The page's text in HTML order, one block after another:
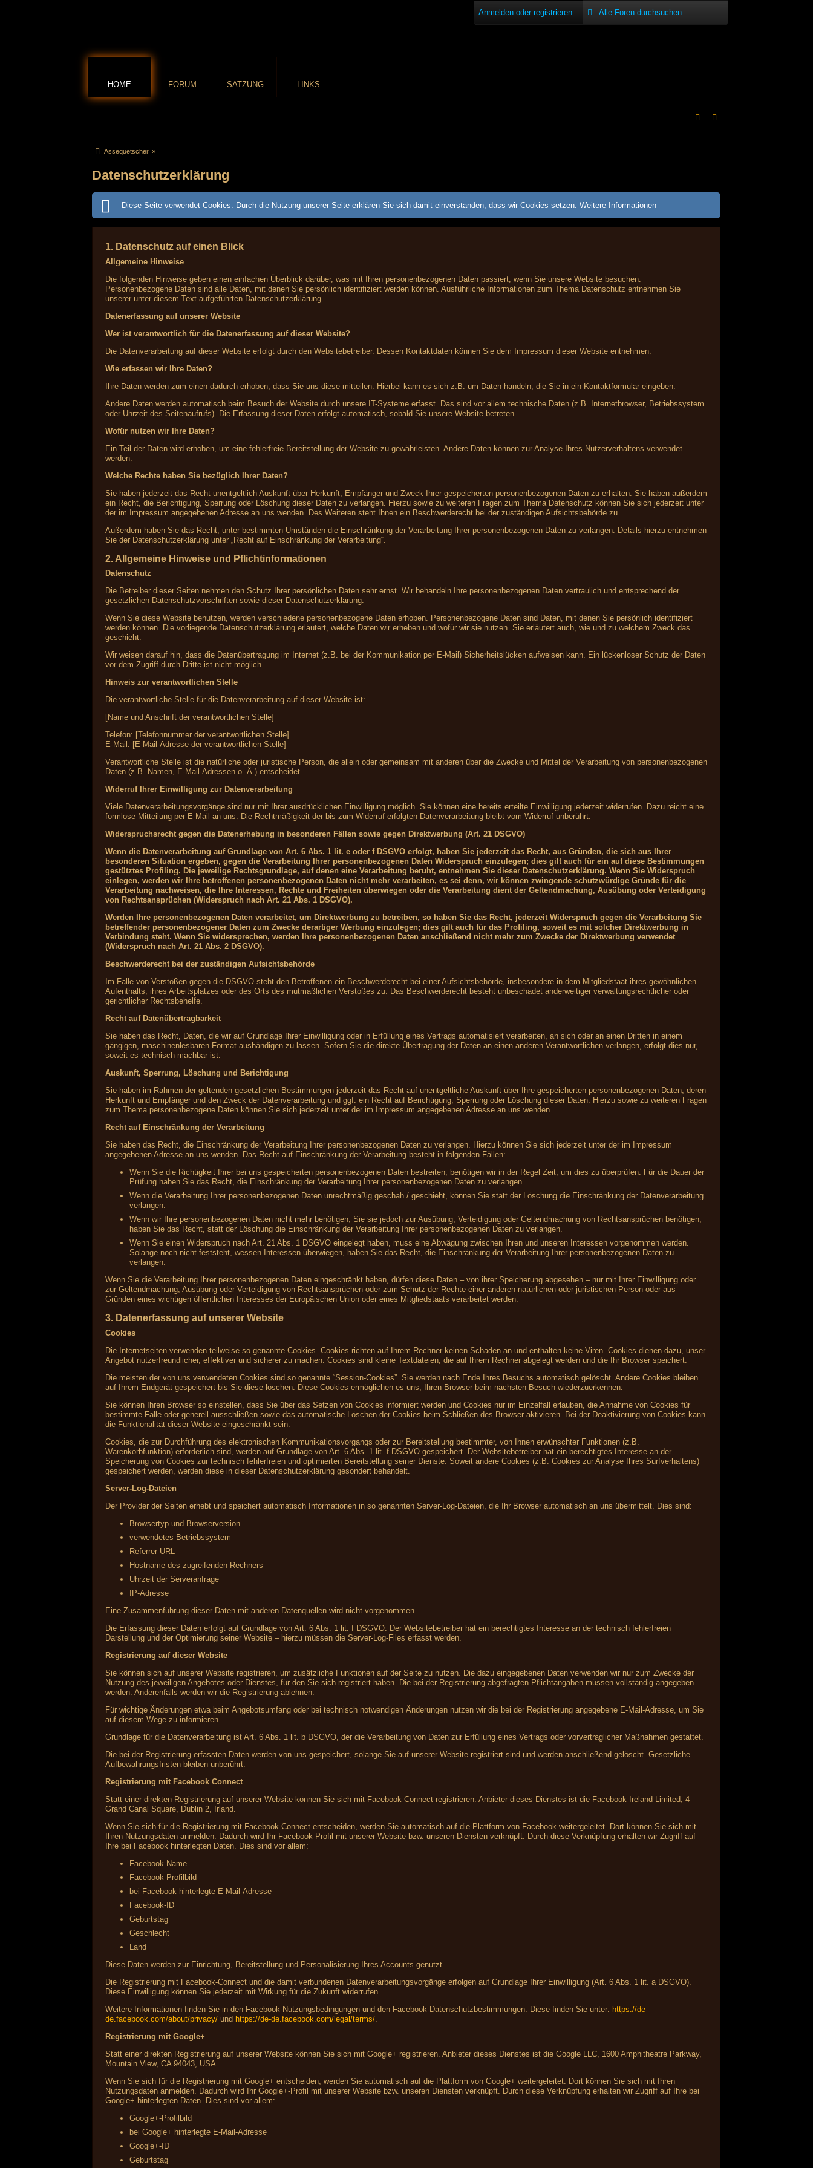
Anmelden oder registrieren
HOME FORUM SATZUNG LINKS
Assequetscher »
Datenschutzerklärung
Diese Seite verwendet Cookies. Durch die Nutzung unserer Seite erklären Sie sich damit einverstanden, dass wir Cookies setzen.Weitere Informationen
1. Datenschutz auf einen Blick
Allgemeine Hinweise
Die folgenden Hinweise geben einen einfachen Überblick darüber, was mit Ihren personenbezogenen Daten passiert, wenn Sie unsere Website besuchen.
Personenbezogene Daten sind alle Daten, mit denen Sie persönlich identifiziert werden können. Ausführliche Informationen zum Thema Datenschutz entnehmen Sie
unserer unter diesem Text aufgeführten Datenschutzerklärung.
Datenerfassung auf unserer Website
Wer ist verantwortlich für die Datenerfassung auf dieser Website?
Die Datenverarbeitung auf dieser Website erfolgt durch den Websitebetreiber. Dessen Kontaktdaten können Sie dem Impressum dieser Website entnehmen.
Wie erfassen wir Ihre Daten?
Ihre Daten werden zum einen dadurch erhoben, dass Sie uns diese mitteilen. Hierbei kann es sich z.B. um Daten handeln, die Sie in ein Kontaktformular eingeben.
Andere Daten werden automatisch beim Besuch der Website durch unsere IT-Systeme erfasst. Das sind vor allem technische Daten (z.B. Internetbrowser, Betriebssystem
oder Uhrzeit des Seitenaufrufs). Die Erfassung dieser Daten erfolgt automatisch, sobald Sie unsere Website betreten.
Wofür nutzen wir Ihre Daten?
Ein Teil der Daten wird erhoben, um eine fehlerfreie Bereitstellung der Website zu gewährleisten. Andere Daten können zur Analyse Ihres Nutzerverhaltens verwendet
werden.
Welche Rechte haben Sie bezüglich Ihrer Daten?
Sie haben jederzeit das Recht unentgeltlich Auskunft über Herkunft, Empfänger und Zweck Ihrer gespeicherten personenbezogenen Daten zu erhalten. Sie haben außerdem
ein Recht, die Berichtigung, Sperrung oder Löschung dieser Daten zu verlangen. Hierzu sowie zu weiteren Fragen zum Thema Datenschutz können Sie sich jederzeit unter
der im Impressum angegebenen Adresse an uns wenden. Des Weiteren steht Ihnen ein Beschwerderecht bei der zuständigen Aufsichtsbehörde zu.
Außerdem haben Sie das Recht, unter bestimmten Umständen die Einschränkung der Verarbeitung Ihrer personenbezogenen Daten zu verlangen. Details hierzu entnehmen
Sie der Datenschutzerklärung unter „Recht auf Einschränkung der Verarbeitung“.
2. Allgemeine Hinweise und Pflichtinformationen
Datenschutz
Die Betreiber dieser Seiten nehmen den Schutz Ihrer persönlichen Daten sehr ernst. Wir behandeln Ihre personenbezogenen Daten vertraulich und entsprechend der
gesetzlichen Datenschutzvorschriften sowie dieser Datenschutzerklärung.
Wenn Sie diese Website benutzen, werden verschiedene personenbezogene Daten erhoben. Personenbezogene Daten sind Daten, mit denen Sie persönlich identifiziert
werden können. Die vorliegende Datenschutzerklärung erläutert, welche Daten wir erheben und wofür wir sie nutzen. Sie erläutert auch, wie und zu welchem Zweck das
geschieht.
Wir weisen darauf hin, dass die Datenübertragung im Internet (z.B. bei der Kommunikation per E-Mail) Sicherheitslücken aufweisen kann. Ein lückenloser Schutz der Daten
vor dem Zugriff durch Dritte ist nicht möglich.
Hinweis zur verantwortlichen Stelle
Die verantwortliche Stelle für die Datenverarbeitung auf dieser Website ist:
[Name und Anschrift der verantwortlichen Stelle]
Telefon: [Telefonnummer der verantwortlichen Stelle]
E-Mail: [E-Mail-Adresse der verantwortlichen Stelle]
Verantwortliche Stelle ist die natürliche oder juristische Person, die allein oder gemeinsam mit anderen über die Zwecke und Mittel der Verarbeitung von personenbezogenen
Daten (z.B. Namen, E-Mail-Adressen o. Ä.) entscheidet.
Widerruf Ihrer Einwilligung zur Datenverarbeitung
Viele Datenverarbeitungsvorgänge sind nur mit Ihrer ausdrücklichen Einwilligung möglich. Sie können eine bereits erteilte Einwilligung jederzeit widerrufen. Dazu reicht eine
formlose Mitteilung per E-Mail an uns. Die Rechtmäßigkeit der bis zum Widerruf erfolgten Datenverarbeitung bleibt vom Widerruf unberührt.
Widerspruchsrecht gegen die Datenerhebung in besonderen Fällen sowie gegen Direktwerbung (Art. 21 DSGVO)
Wenn die Datenverarbeitung auf Grundlage von Art. 6 Abs. 1 lit. e oder f DSGVO erfolgt, haben Sie jederzeit das Recht, aus Gründen, die sich aus Ihrer
besonderen Situation ergeben, gegen die Verarbeitung Ihrer personenbezogenen Daten Widerspruch einzulegen; dies gilt auch für ein auf diese Bestimmungen
gestütztes Profiling. Die jeweilige Rechtsgrundlage, auf denen eine Verarbeitung beruht, entnehmen Sie dieser Datenschutzerklärung. Wenn Sie Widerspruch
einlegen, werden wir Ihre betroffenen personenbezogenen Daten nicht mehr verarbeiten, es sei denn, wir können zwingende schutzwürdige Gründe für die
Verarbeitung nachweisen, die Ihre Interessen, Rechte und Freiheiten überwiegen oder die Verarbeitung dient der Geltendmachung, Ausübung oder Verteidigung
von Rechtsansprüchen (Widerspruch nach Art. 21 Abs. 1 DSGVO).
Werden Ihre personenbezogenen Daten verarbeitet, um Direktwerbung zu betreiben, so haben Sie das Recht, jederzeit Widerspruch gegen die Verarbeitung Sie
betreffender personenbezogener Daten zum Zwecke derartiger Werbung einzulegen; dies gilt auch für das Profiling, soweit es mit solcher Direktwerbung in
Verbindung steht. Wenn Sie widersprechen, werden Ihre personenbezogenen Daten anschließend nicht mehr zum Zwecke der Direktwerbung verwendet
(Widerspruch nach Art. 21 Abs. 2 DSGVO).
Beschwerderecht bei der zuständigen Aufsichtsbehörde
Im Falle von Verstößen gegen die DSGVO steht den Betroffenen ein Beschwerderecht bei einer Aufsichtsbehörde, insbesondere in dem Mitgliedstaat ihres gewöhnlichen
Aufenthalts, ihres Arbeitsplatzes oder des Orts des mutmaßlichen Verstoßes zu. Das Beschwerderecht besteht unbeschadet anderweitiger verwaltungsrechtlicher oder
gerichtlicher Rechtsbehelfe.
Recht auf Datenübertragbarkeit
Sie haben das Recht, Daten, die wir auf Grundlage Ihrer Einwilligung oder in Erfüllung eines Vertrags automatisiert verarbeiten, an sich oder an einen Dritten in einem
gängigen, maschinenlesbaren Format aushändigen zu lassen. Sofern Sie die direkte Übertragung der Daten an einen anderen Verantwortlichen verlangen, erfolgt dies nur,
soweit es technisch machbar ist.
Auskunft, Sperrung, Löschung und Berichtigung
Sie haben im Rahmen der geltenden gesetzlichen Bestimmungen jederzeit das Recht auf unentgeltliche Auskunft über Ihre gespeicherten personenbezogenen Daten, deren
Herkunft und Empfänger und den Zweck der Datenverarbeitung und ggf. ein Recht auf Berichtigung, Sperrung oder Löschung dieser Daten. Hierzu sowie zu weiteren Fragen
zum Thema personenbezogene Daten können Sie sich jederzeit unter der im Impressum angegebenen Adresse an uns wenden.
Recht auf Einschränkung der Verarbeitung
Sie haben das Recht, die Einschränkung der Verarbeitung Ihrer personenbezogenen Daten zu verlangen. Hierzu können Sie sich jederzeit unter der im Impressum
angegebenen Adresse an uns wenden. Das Recht auf Einschränkung der Verarbeitung besteht in folgenden Fällen:
Wenn Sie die Richtigkeit Ihrer bei uns gespeicherten personenbezogenen Daten bestreiten, benötigen wir in der Regel Zeit, um dies zu überprüfen. Für die Dauer der
Prüfung haben Sie das Recht, die Einschränkung der Verarbeitung Ihrer personenbezogenen Daten zu verlangen.
Wenn die Verarbeitung Ihrer personenbezogenen Daten unrechtmäßig geschah / geschieht, können Sie statt der Löschung die Einschränkung der Datenverarbeitung
verlangen.
Wenn wir Ihre personenbezogenen Daten nicht mehr benötigen, Sie sie jedoch zur Ausübung, Verteidigung oder Geltendmachung von Rechtsansprüchen benötigen,
haben Sie das Recht, statt der Löschung die Einschränkung der Verarbeitung Ihrer personenbezogenen Daten zu verlangen.
Wenn Sie einen Widerspruch nach Art. 21 Abs. 1 DSGVO eingelegt haben, muss eine Abwägung zwischen Ihren und unseren Interessen vorgenommen werden.
Solange noch nicht feststeht, wessen Interessen überwiegen, haben Sie das Recht, die Einschränkung der Verarbeitung Ihrer personenbezogenen Daten zu
verlangen.
Wenn Sie die Verarbeitung Ihrer personenbezogenen Daten eingeschränkt haben, dürfen diese Daten – von ihrer Speicherung abgesehen – nur mit Ihrer Einwilligung oder
zur Geltendmachung, Ausübung oder Verteidigung von Rechtsansprüchen oder zum Schutz der Rechte einer anderen natürlichen oder juristischen Person oder aus
Gründen eines wichtigen öffentlichen Interesses der Europäischen Union oder eines Mitgliedstaats verarbeitet werden.
3. Datenerfassung auf unserer Website
Cookies
Die Internetseiten verwenden teilweise so genannte Cookies. Cookies richten auf Ihrem Rechner keinen Schaden an und enthalten keine Viren. Cookies dienen dazu, unser
Angebot nutzerfreundlicher, effektiver und sicherer zu machen. Cookies sind kleine Textdateien, die auf Ihrem Rechner abgelegt werden und die Ihr Browser speichert.
Die meisten der von uns verwendeten Cookies sind so genannte “Session-Cookies”. Sie werden nach Ende Ihres Besuchs automatisch gelöscht. Andere Cookies bleiben
auf Ihrem Endgerät gespeichert bis Sie diese löschen. Diese Cookies ermöglichen es uns, Ihren Browser beim nächsten Besuch wiederzuerkennen.
Sie können Ihren Browser so einstellen, dass Sie über das Setzen von Cookies informiert werden und Cookies nur im Einzelfall erlauben, die Annahme von Cookies für
bestimmte Fälle oder generell ausschließen sowie das automatische Löschen der Cookies beim Schließen des Browser aktivieren. Bei der Deaktivierung von Cookies kann
die Funktionalität dieser Website eingeschränkt sein.
Cookies, die zur Durchführung des elektronischen Kommunikationsvorgangs oder zur Bereitstellung bestimmter, von Ihnen erwünschter Funktionen (z.B.
Warenkorbfunktion) erforderlich sind, werden auf Grundlage von Art. 6 Abs. 1 lit. f DSGVO gespeichert. Der Websitebetreiber hat ein berechtigtes Interesse an der
Speicherung von Cookies zur technisch fehlerfreien und optimierten Bereitstellung seiner Dienste. Soweit andere Cookies (z.B. Cookies zur Analyse Ihres Surfverhaltens)
gespeichert werden, werden diese in dieser Datenschutzerklärung gesondert behandelt.
Server-Log-Dateien
Der Provider der Seiten erhebt und speichert automatisch Informationen in so genannten Server-Log-Dateien, die Ihr Browser automatisch an uns übermittelt. Dies sind:
Browsertyp und Browserversion
verwendetes Betriebssystem
Referrer URL
Hostname des zugreifenden Rechners
Uhrzeit der Serveranfrage
IP-Adresse
Eine Zusammenführung dieser Daten mit anderen Datenquellen wird nicht vorgenommen.
Die Erfassung dieser Daten erfolgt auf Grundlage von Art. 6 Abs. 1 lit. f DSGVO. Der Websitebetreiber hat ein berechtigtes Interesse an der technisch fehlerfreien
Darstellung und der Optimierung seiner Website – hierzu müssen die Server-Log-Files erfasst werden.
Registrierung auf dieser Website
Sie können sich auf unserer Website registrieren, um zusätzliche Funktionen auf der Seite zu nutzen. Die dazu eingegebenen Daten verwenden wir nur zum Zwecke der
Nutzung des jeweiligen Angebotes oder Dienstes, für den Sie sich registriert haben. Die bei der Registrierung abgefragten Pflichtangaben müssen vollständig angegeben
werden. Anderenfalls werden wir die Registrierung ablehnen.
Für wichtige Änderungen etwa beim Angebotsumfang oder bei technisch notwendigen Änderungen nutzen wir die bei der Registrierung angegebene E-Mail-Adresse, um Sie
auf diesem Wege zu informieren.
Grundlage für die Datenverarbeitung ist Art. 6 Abs. 1 lit. b DSGVO, der die Verarbeitung von Daten zur Erfüllung eines Vertrags oder vorvertraglicher Maßnahmen gestattet.
Die bei der Registrierung erfassten Daten werden von uns gespeichert, solange Sie auf unserer Website registriert sind und werden anschließend gelöscht. Gesetzliche
Aufbewahrungsfristen bleiben unberührt.
Registrierung mit Facebook Connect
Statt einer direkten Registrierung auf unserer Website können Sie sich mit Facebook Connect registrieren. Anbieter dieses Dienstes ist die Facebook Ireland Limited, 4
Grand Canal Square, Dublin 2, Irland.
Wenn Sie sich für die Registrierung mit Facebook Connect entscheiden, werden Sie automatisch auf die Plattform von Facebook weitergeleitet. Dort können Sie sich mit
Ihren Nutzungsdaten anmelden. Dadurch wird Ihr Facebook-Profil mit unserer Website bzw. unseren Diensten verknüpft. Durch diese Verknüpfung erhalten wir Zugriff auf
Ihre bei Facebook hinterlegten Daten. Dies sind vor allem:
Facebook-Name
Facebook-Profilbild
bei Facebook hinterlegte E-Mail-Adresse
Facebook-ID
Geburtstag
Geschlecht
Land
Diese Daten werden zur Einrichtung, Bereitstellung und Personalisierung Ihres Accounts genutzt.
Die Registrierung mit Facebook-Connect und die damit verbundenen Datenverarbeitungsvorgänge erfolgen auf Grundlage Ihrer Einwilligung (Art. 6 Abs. 1 lit. a DSGVO).
Diese Einwilligung können Sie jederzeit mit Wirkung für die Zukunft widerrufen.
Weitere Informationen finden Sie in den Facebook-Nutzungsbedingungen und den Facebook-Datenschutzbestimmungen. Diese finden Sie unter: https://de-
de.facebook.com/about/privacy/ und https://de-de.facebook.com/legal/terms/.
Registrierung mit Google+
Statt einer direkten Registrierung auf unserer Website können Sie sich mit Google+ registrieren. Anbieter dieses Dienstes ist die Google LLC, 1600 Amphitheatre Parkway,
Mountain View, CA 94043, USA.
Wenn Sie sich für die Registrierung mit Google+ entscheiden, werden Sie automatisch auf die Plattform von Google+ weitergeleitet. Dort können Sie sich mit Ihren
Nutzungsdaten anmelden. Dadurch wird Ihr Google+-Profil mit unserer Website bzw. unseren Diensten verknüpft. Durch diese Verknüpfung erhalten wir Zugriff auf Ihre bei
Google+ hinterlegten Daten. Dies sind vor allem:
Google+-Profilbild
bei Google+ hinterlegte E-Mail-Adresse
Google+-ID
Geburtstag